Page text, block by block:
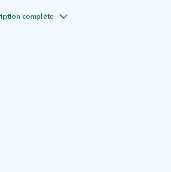
tai 050 496 8865 niin sovitaan sinulle
complète